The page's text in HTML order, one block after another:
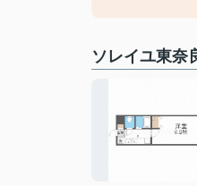
ソレイユ東奈